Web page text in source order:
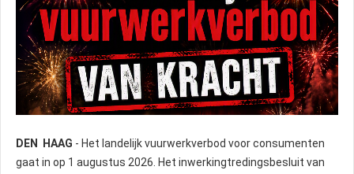
DEN HAAG - Het landelijk vuurwerkverbod voor consumenten
gaat in op 1 augustus 2026. Het inwerkingtredingsbesluit van